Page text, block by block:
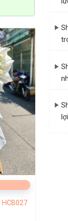
việc
tôi cam
hảo từ